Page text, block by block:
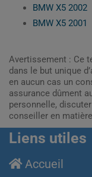
BMW X5 2002
BMW X5 2001
Avertissement : Ce
dans le but unique
en aucun cas un
assurance dûment
personnelle,
conseiller en
Liens utiles
Accueil